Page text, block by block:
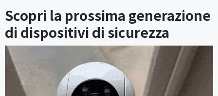
Scopri la prossima generazione
di dispositivi di sicurezza